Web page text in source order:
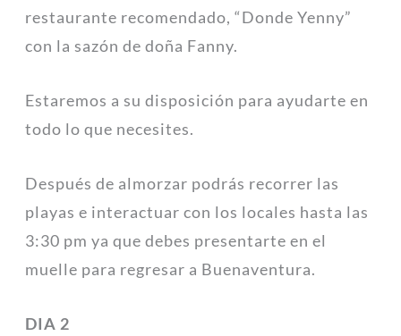
restaurante recomendado, “Donde Yenny”
con la sazón de doña Fanny.
Estaremos a su disposición para ayudarte en
todo lo que necesites.
Después de almorzar podrás recorrer las
playas e interactuar con los locales hasta las
3:30 pm ya que debes presentarte en el
muelle para regresar a Buenaventura.
DIA 2